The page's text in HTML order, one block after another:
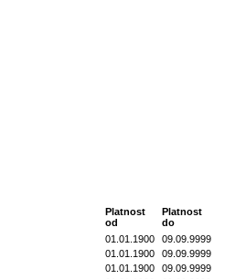
Platnost
od
Platnost
do
01.01.1900
09.09.9999
01.01.1900
09.09.9999
01.01.1900
09.09.9999